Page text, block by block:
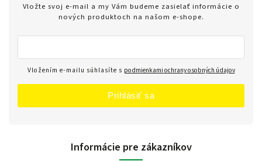
Vložte svoj e-mail a my Vám budeme zasielať informácie o
nových produktoch na našom e-shope.
Vložením e-mailu súhlasíte s podmienkami ochrany osobných údajov
Prihlásiť sa
Informácie pre zákazníkov